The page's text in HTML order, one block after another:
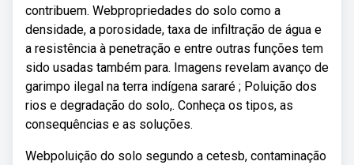
contribuem. Webpropriedades do solo como a
densidade, a porosidade, taxa de infiltração de água e
a resistência à penetração e entre outras funções tem
sido usadas também para. Imagens revelam avanço de
garimpo ilegal na terra indígena sararé ; Poluição dos
rios e degradação do solo,. Conheça os tipos, as
consequências e as soluções.
Webpoluição do solo segundo a cetesb, contaminação